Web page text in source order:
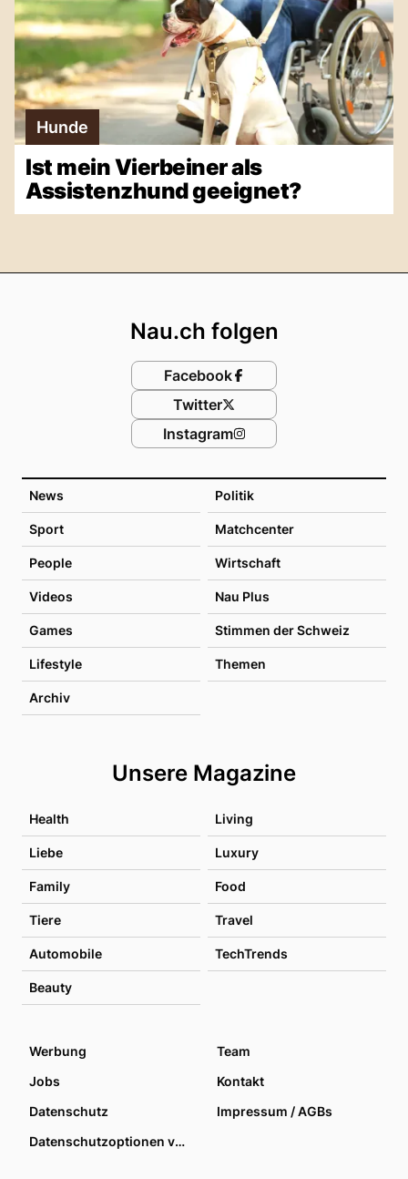
Hunde
Ist mein Vierbeiner als
Assistenzhund geeignet?
News Politik
Sport Matchcenter
People Wirtschaft
Videos Nau Plus
Games Stimmen der Schweiz
Lifestyle Themen
Archiv
Unsere Magazine
Health Living
Liebe Luxury
Family Food
Tiere Travel
Automobile TechTrends
Beauty
Nau.ch folgen
Facebook
Twitter
Instagram
Werbung
Team
Jobs
Kontakt
Datenschutz
Impressum / AGBs
Datenschutzoptionen verwalten